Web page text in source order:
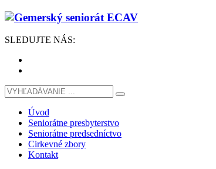
SLEDUJTE NÁS:
Úvod
Seniorátne presbyterstvo
Seniorátne predsedníctvo
Cirkevné zbory
Kontakt